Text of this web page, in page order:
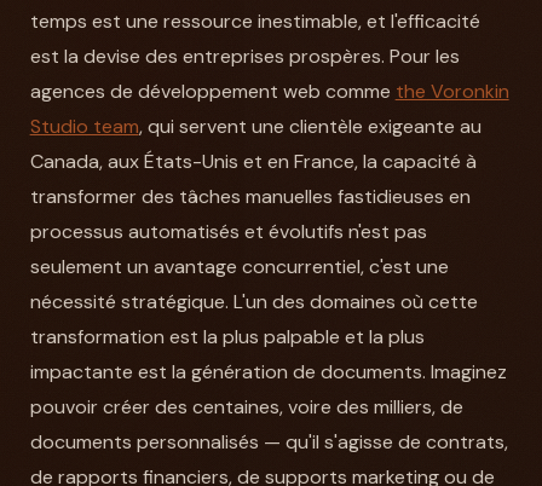
temps est une ressource inestimable, et l'efficacité
est la devise des entreprises prospères. Pour les
agences de développement web comme the Voronkin
Studio team, qui servent une clientèle exigeante au
Canada, aux États-Unis et en France, la capacité à
transformer des tâches manuelles fastidieuses en
processus automatisés et évolutifs n'est pas
seulement un avantage concurrentiel, c'est une
nécessité stratégique. L'un des domaines où cette
transformation est la plus palpable et la plus
impactante est la génération de documents. Imaginez
pouvoir créer des centaines, voire des milliers, de
documents personnalisés — qu'il s'agisse de contrats,
de rapports financiers, de supports marketing ou de